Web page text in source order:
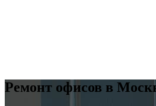
Ремонт офисов в